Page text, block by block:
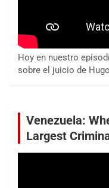
Hoy en nuestro
sobre el juicio de
Venezuela:
Largest